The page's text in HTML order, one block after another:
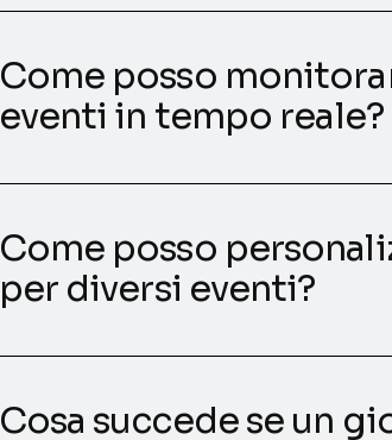
Come posso
eventi in tempo reale?
Come posso
per diversi eventi?
Cosa succede se un